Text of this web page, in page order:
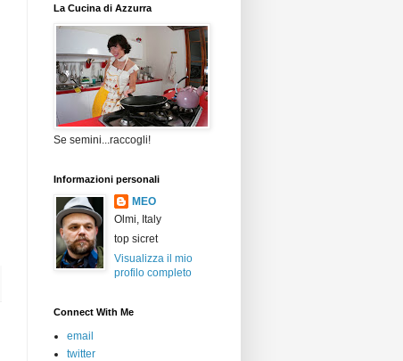
La Cucina di Azzurra
Se semini...raccogli!
Informazioni personali
MEO
Olmi, Italy
top sicret
Visualizza il mio
profilo completo
Connect With Me
email
twitter